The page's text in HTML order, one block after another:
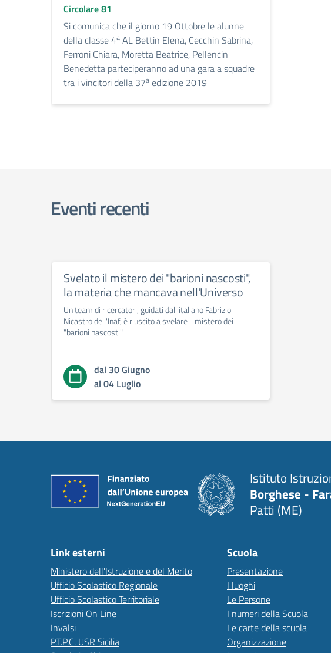
Circolare 81
Si comunica che il giorno 19 Ottobre le alunne
della classe 4a AL Bettin Elena, Cecchin Sabrina,
Ferroni Chiara, Moretta Beatrice, Pellencin
Benedetta parteciperanno ad una gara a squadre
tra i vincitori della 37a edizione 2019
Eventi recenti
Svelato il mistero dei "barioni nascosti",
la materia che mancava nell'Universo
Un team di ricercatori, guidati dall'italiano Fabrizio
Nicastro dell'Inaf, è riuscito a svelare il mistero dei
"barioni nascosti"
dal 30 Giugno
al 04 Luglio
Istituto
Borghese -
Patti (ME)
Link esterni
Ministero dell'Istruzione e del Merito
Ufficio Scolastico Regionale
Ufficio Scolastico Territoriale
Iscrizioni On Line
Invalsi
P.T.P.C. USR Sicilia
Scuola
Presentazione
I luoghi
Le Persone
I numeri della Scuola
Le carte della scuola
Organizzazione